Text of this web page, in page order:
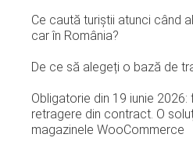
Ce caută turiștii atunci când
car în România?
De ce să alegeți o bază de
Obligatorie din 19 iunie
retragere din contract. O
magazinele WooCommerce